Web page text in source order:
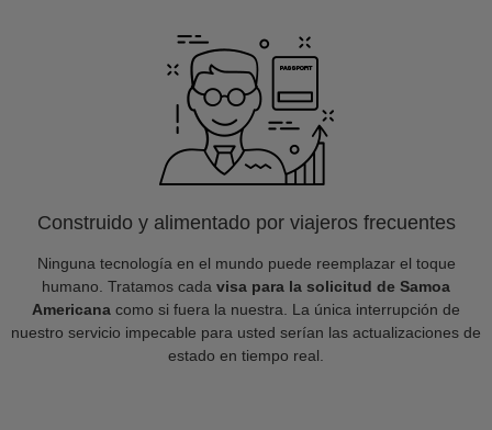
Construido y alimentado por viajeros frecuentes
Ninguna tecnología en el mundo puede reemplazar el toque
humano. Tratamos cada visa para la solicitud de Samoa
Americana como si fuera la nuestra. La única interrupción de
nuestro servicio impecable para usted serían las actualizaciones de
estado en tiempo real.